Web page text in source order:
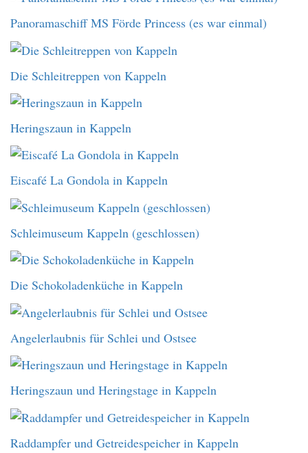
Panoramaschiff MS Förde Princess (es war einmal)
Die Schleitreppen von Kappeln
Heringszaun in Kappeln
Eiscafé La Gondola in Kappeln
Schleimuseum Kappeln (geschlossen)
Die Schokoladenküche in Kappeln
Angelerlaubnis für Schlei und Ostsee
Heringszaun und Heringstage in Kappeln
Raddampfer und Getreidespeicher in Kappeln